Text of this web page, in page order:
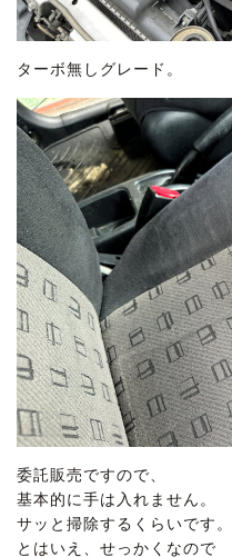
ターボ無しグレード。
委託販売ですので、
基本的に手は入れません。
サッと掃除するくらいです。
とはいえ、せっかくなので